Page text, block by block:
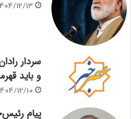
12/13
سردار
و باید
12/10
پیام